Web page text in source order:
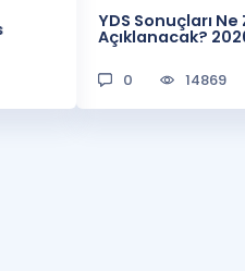
YDS Sonuçları
Açıklanacak?
0 14869